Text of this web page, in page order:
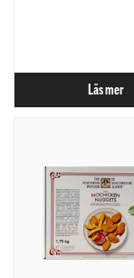
Läs mer